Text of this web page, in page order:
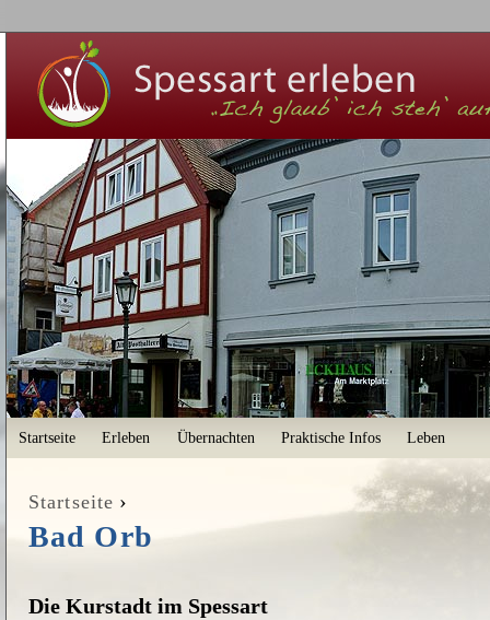
User menu
Startseite Erleben Übernachten Praktische Infos Leben
Startseite ›
Bad Orb
Die Kurstadt im Spessart